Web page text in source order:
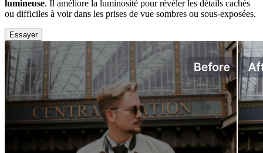
lumineuse. Il améliore la luminosité pour révéler les détails cachés
ou difficiles à voir dans les prises de vue sombres ou sous-exposées.
Essayer